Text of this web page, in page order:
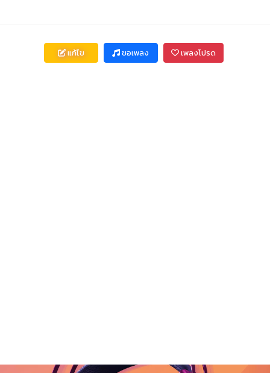
แก้ไข ขอเพลง เพลงโปรด